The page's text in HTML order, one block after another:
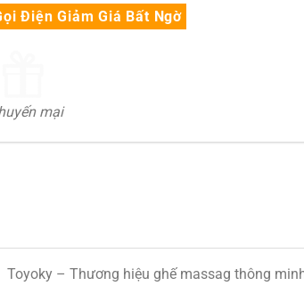
Điện Giảm Giá Bất Ngờ
mại
Toyoky – Thương hiệu ghế massag thông